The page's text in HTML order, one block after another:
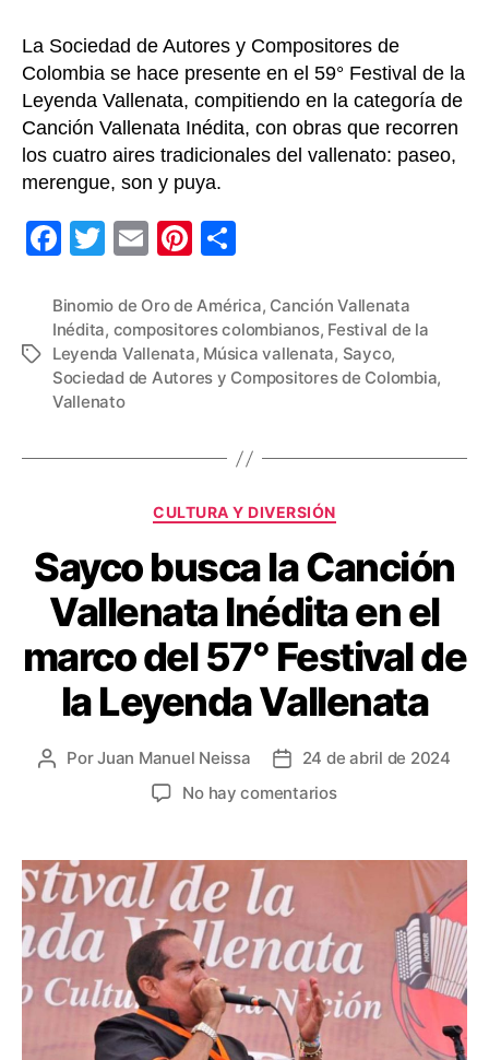
La Sociedad de Autores y Compositores de
Colombia se hace presente en el 59° Festival de la
Leyenda Vallenata, compitiendo en la categoría de
Canción Vallenata Inédita, con obras que recorren
los cuatro aires tradicionales del vallenato: paseo,
merengue, son y puya.
F
c
e
b
o
o
T
tt
er
E
ail
Pi
er
e
st
m
p
ar
Etiquetas
Binomio de Oro de América, Canción Vallenata
Inédita, compositores colombianos, Festival de la
Leyenda Vallenata, Música vallenata, Sayco,
Sociedad de Autores y Compositores de Colombia,
Vallenato
Categorías
CULTURA Y DIVERSIÓN
Sayco busca la Canción
Vallenata Inédita en el
marco del 57° Festival de
la Leyenda Vallenata
Autor
PorJuan Manuel Neissa
Fecha
de
24 de abril de 2024
No hay comentariosen
la
en
marco